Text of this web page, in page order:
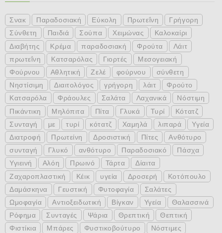
Σνακ Παραδοσιακή Εύκολη Πρωτεΐνη
Γρήγορη
Σύνθετη
Παιδιά Σούπα Χειμώνας
Καλοκαίρι
Διαβήτης
Κρέμα παραδοσιακή Φρούτα
Λάιτ
πρωτεΐνη
Κατσαρόλας Γιορτές
Μεσογειακή
Φούρνου
Αθλητική Ζελέ φούρνου
σύνθετη
Νηστίσιμη
Διαιτολόγος γρήγορη λάιτ
Φρούτο
Κατσαρόλα
Φράουλες Σαλάτα Λαχανικά
Νόστιμη
Πικάντικη
Μηλόπιτα Πίτα Γλυκά Τυρί
Κότατζ
Συνταγή
με τυρί κότατζ Χαμηλά λιπαρά
Υγεία
Διατροφή
Πρωτείνη Δροσιστική Πίτες
Ανθότυρο
συνταγή
Γλυκό ανθότυρο Παραδοσιακό
Πάσχα
Υγιεινή
Αλόη Πρωινό Τάρτα
Δίαιτα
Ζαχαροπλαστική
Κέικ υγεία Δροσερή
Κοτόπουλο
Δαμάσκηνα
Γευστική Φυτοφαγία
Σαλάτες
Ωμοφαγία
Αντιοξειδωτική Βίγκαν Υγεία
Θαλασσινά
Ρόφημα
Συνταγές Ψάρια Θρεπτική
Θεπτική
Φιστίκια
Μπάρες Φυστικοβούτυρο
Νόστιμες